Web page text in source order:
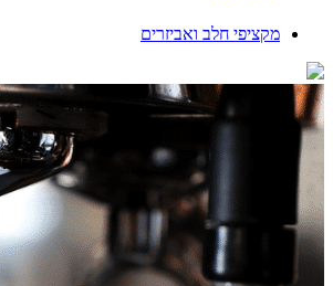
מקציפי חלב ואביזרים